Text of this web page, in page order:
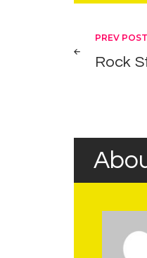
Post
PREV POST
Rock